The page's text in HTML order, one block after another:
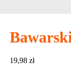
19,98 zł